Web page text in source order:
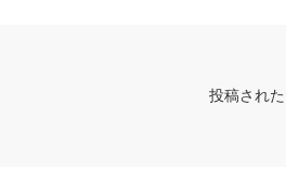
投稿され